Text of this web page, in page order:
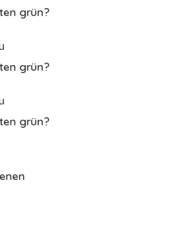
grün?
grün?
grün?